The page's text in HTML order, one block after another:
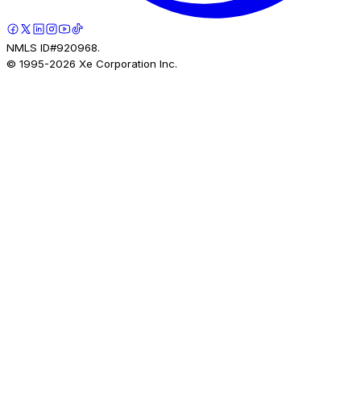
NMLS ID#920968.
© 1995-2026 Xe Corporation Inc.